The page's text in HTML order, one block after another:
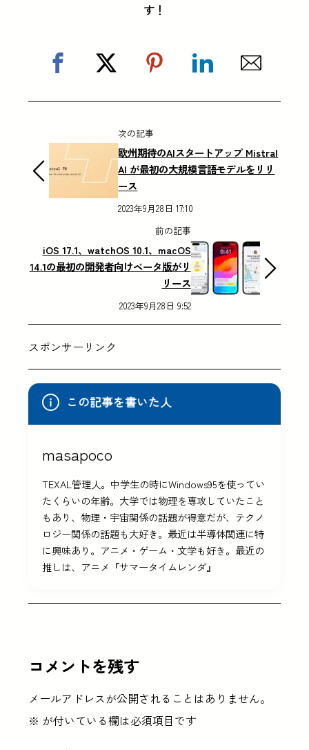
す！
次の記事
欧州期待のAIスタートアップ Mistral
AI が最初の大規模言語モデルをリリ
ース
2023年9月28日 17:10
前の記事
iOS 17.1、watchOS 10.1、macOS
14.1の最初の開発者向けベータ版がリ
リース
2023年9月28日 9:52
スポンサーリンク
この記事を書いた人
masapoco
TEXAL管理人。中学生の時にWindows95を使ってい
たくらいの年齢。大学では物理を専攻していたこと
もあり、物理・宇宙関係の話題が得意だが、テクノ
ロジー関係の話題も大好き。最近は半導体関連に特
に興味あり。アニメ・ゲーム・文学も好き。最近の
推しは、アニメ『サマータイムレンダ』
コメントを残す
メールアドレスが公開されることはありません。
※ が付いている欄は必須項目です